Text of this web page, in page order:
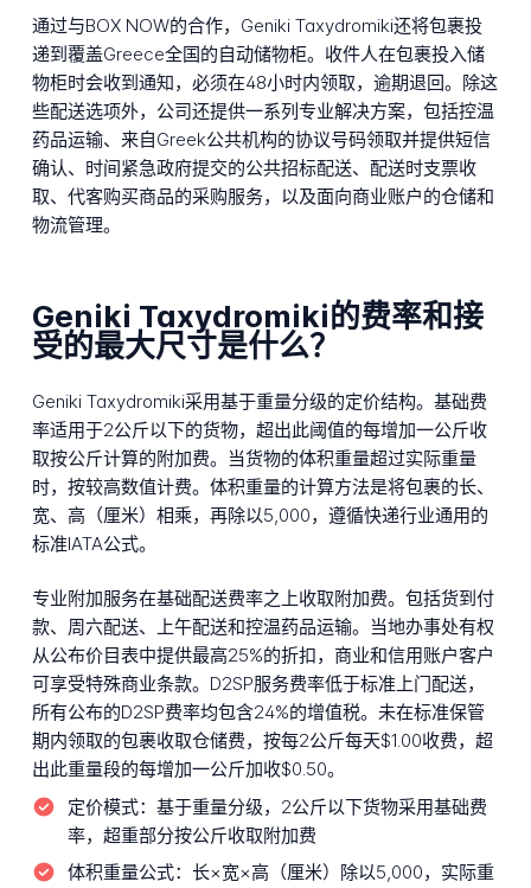
通过与BOX NOW的合作，Geniki Taxydromiki还将包裹投
递到覆盖Greece全国的自动储物柜。收件人在包裹投入储
物柜时会收到通知，必须在48小时内领取，逾期退回。除这
些配送选项外，公司还提供一系列专业解决方案，包括控温
药品运输、来自Greek公共机构的协议号码领取并提供短信
确认、时间紧急政府提交的公共招标配送、配送时支票收
取、代客购买商品的采购服务，以及面向商业账户的仓储和
物流管理。
Geniki Taxydromiki的费率和接
受的最大尺寸是什么？
Geniki Taxydromiki采用基于重量分级的定价结构。基础费
率适用于2公斤以下的货物，超出此阈值的每增加一公斤收
取按公斤计算的附加费。当货物的体积重量超过实际重量
时，按较高数值计费。体积重量的计算方法是将包裹的长、
宽、高（厘米）相乘，再除以5,000，遵循快递行业通用的
标准IATA公式。
专业附加服务在基础配送费率之上收取附加费。包括货到付
款、周六配送、上午配送和控温药品运输。当地办事处有权
从公布价目表中提供最高25%的折扣，商业和信用账户客户
可享受特殊商业条款。D2SP服务费率低于标准上门配送，
所有公布的D2SP费率均包含24%的增值税。未在标准保管
期内领取的包裹收取仓储费，按每2公斤每天$1.00收费，超
出此重量段的每增加一公斤加收$0.50。
定价模式： 基于重量分级，2公斤以下货物采用基础费
率，超重部分按公斤收取附加费
体积重量公式： 长×宽×高（厘米）除以5,000，实际重